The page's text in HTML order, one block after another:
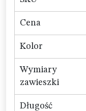
Cena
Kolor
Wymiary
zawieszki
Długość